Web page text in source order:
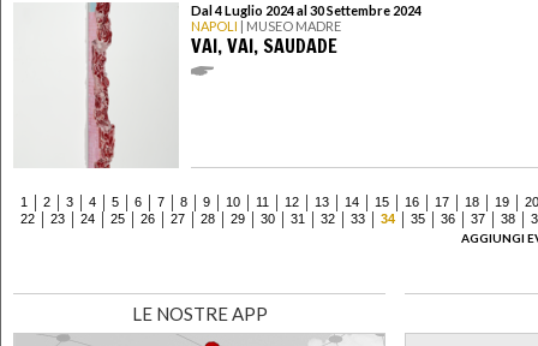
Dal 4 Luglio 2024 al 30 Settembre 2024
NAPOLI | MUSEO MADRE
VAI, VAI, SAUDADE
1 2 3 4 5 6 7 8 9 10 11 12 13 14 15 16 17 18 19
20
22
23 24 25 26 27 28 29 30 31 32 33 34 35 36 37 38
AGGIUNGI
LE NOSTRE APP